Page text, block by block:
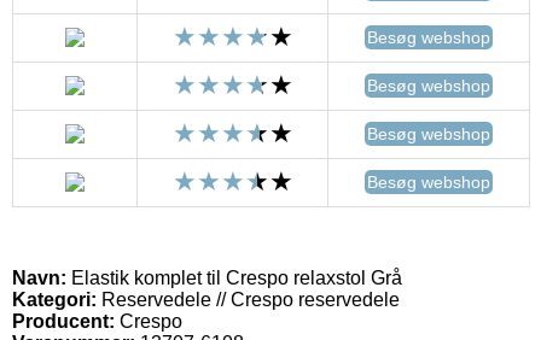
Besøg webshop
Besøg webshop
Besøg webshop
Besøg webshop
Navn: Elastik komplet til Crespo relaxstol Grå
Kategori: Reservedele // Crespo reservedele
Producent: Crespo